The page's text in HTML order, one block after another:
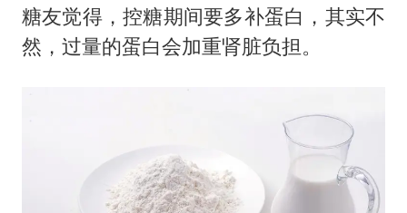
糖友觉得，控糖期间要多补蛋白，其实不
然，过量的蛋白会加重肾脏负担。